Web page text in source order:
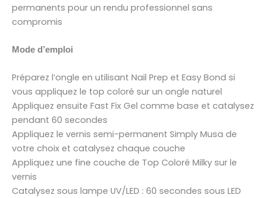
permanents pour un rendu professionnel sans
compromis
Mode d’emploi
Préparez l’ongle en utilisant Nail Prep et Easy Bond si
vous appliquez le top coloré sur un ongle naturel
Appliquez ensuite Fast Fix Gel comme base et catalysez
pendant 60 secondes
Appliquez le vernis semi-permanent Simply Musa de
votre choix et catalysez chaque couche
Appliquez une fine couche de Top Coloré Milky sur le
vernis
Catalysez sous lampe UV/LED : 60 secondes sous LED